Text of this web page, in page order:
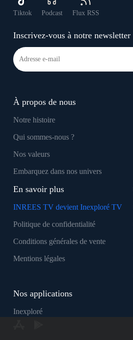
Tiktok Podcast Flux RSS
Inscrivez-vous à notre newsletter
À propos de nous
Notre histoire
Qui sommes-nous ?
Nos valeurs
Embarquez dans nos univers
En savoir plus
INREES TV devient Inexploré TV
Politique de confidentialité
Conditions générales de vente
Mentions légales
Nos applications
Inexploré